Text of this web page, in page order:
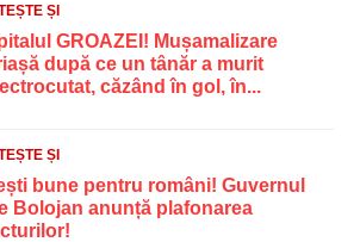
ȘI
GROAZEI! Mușamalizare
după ce un tânăr a murit
căzând în gol, în...
ȘI
bune pentru români! Guvernul
Bolojan anunță plafonarea